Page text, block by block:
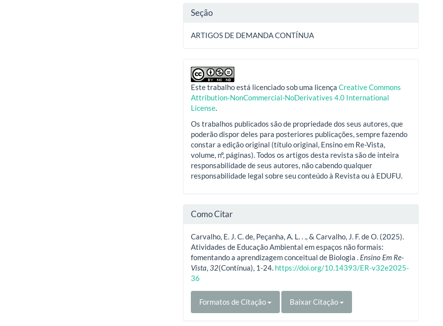
Seção
ARTIGOS DE DEMANDA CONTÍNUA
Este trabalho está licenciado sob uma licençaCreative Commons
Attribution-NonCommercial-NoDerivatives 4.0 International
License.
Os trabalhos publicados são de propriedade dos seus autores, que
poderão dispor deles para posteriores publicações, sempre fazendo
constar a edição original (título original, Ensino em Re-Vista,
volume, nº, páginas). Todos os artigos desta revista são de inteira
responsabilidade de seus autores, não cabendo qualquer
responsabilidade legal sobre seu conteúdo à Revista ou à EDUFU.
Como Citar
Carvalho, E. J. C. de, Peçanha, A. L. . ., & Carvalho, J. F. de O. (2025).
Atividades de Educação Ambiental em espaços não formais:
fomentando a aprendizagem conceitual de Biologia . Ensino Em Re-
Vista,32(Contínua), 1-24. https://doi.org/10.14393/ER-v32e2025-
36
Formatos de Citação Baixar Citação